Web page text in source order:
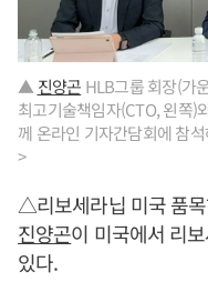
▲ 진양곤 HLB그룹 회장(가
최고기술책임자(CTO, 왼쪽)
께 온라인 기자간담회에 참
>
△리보세라닙 미국 품
진양곤이 미국에서 리
있다.